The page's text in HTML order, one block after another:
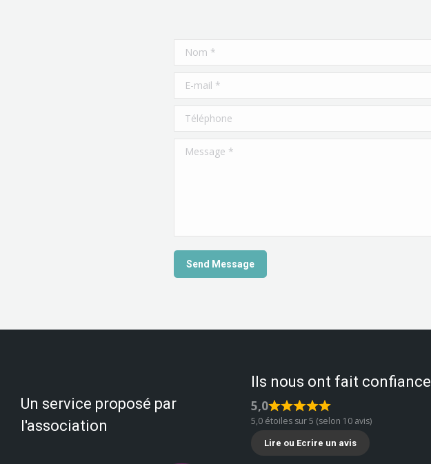
Nom *
E-mail *
Téléphone
Message *
Send Message
Un service proposé par
l'association
Ils nous ont fait confiance
5,0
5,0 étoiles sur 5 (selon 10 avis)
Lire ou Ecrire un avis